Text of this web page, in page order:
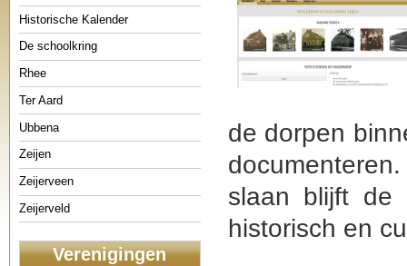
Historische Kalender
De schoolkring
Rhee
Ter Aard
Ubbena
Zeijen
Zeijerveen
Zeijerveld
Verenigingen
de dorpen
slaan blijft de
historisch en